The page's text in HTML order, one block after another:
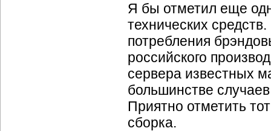
Я бы отметил еще
технических
потребления
российского
сервера известных
большинстве
Приятно отметить
сборка.